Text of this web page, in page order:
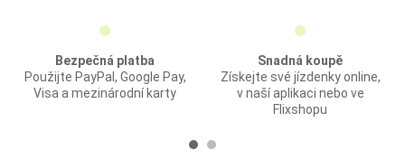
Bezpečná platba
Použijte PayPal, Google Pay,
Visa a mezinárodní karty
Snadná koupě
Získejte své jízdenky online,
v naší aplikaci nebo ve
Flixshopu